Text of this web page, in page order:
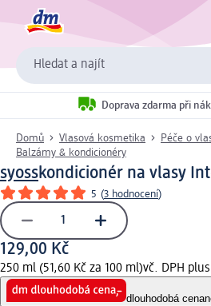
Hledat a najít
Doprava zdarma při
Domů Vlasová kosmetika
Péče o
Balzámy & kondicionéry
syosskondicionér na vlasy
5 (3 hodnocení)
129,00 Kč
250 ml (51,60 Kč za 100 ml)vč. DPH plus
dlouhodobá cena